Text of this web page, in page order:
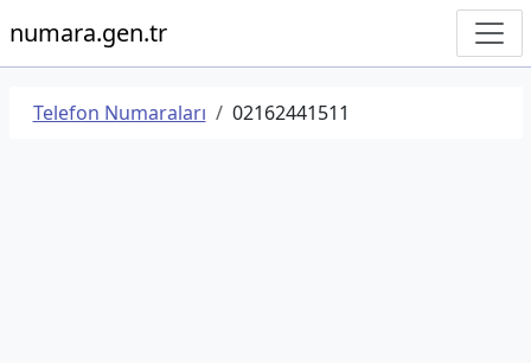
numara.gen.tr
Telefon Numaraları 02162441511